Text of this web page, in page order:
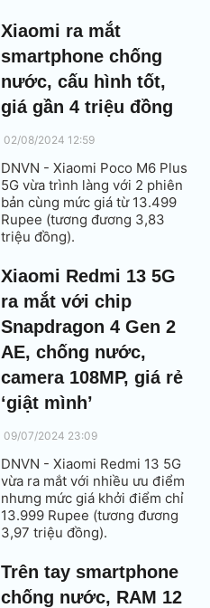
Xiaomi ra mắt
smartphone chống
nước, cấu hình tốt,
giá gần 4 triệu đồng
02/08/2024 12:59
DNVN - Xiaomi Poco M6 Plus
5G vừa trình làng với 2 phiên
bản cùng mức giá từ 13.499
Rupee (tương đương 3,83
triệu đồng).
Xiaomi Redmi 13 5G
ra mắt với chip
Snapdragon 4 Gen 2
AE, chống nước,
camera 108MP, giá rẻ
‘giật mình’
09/07/2024 23:09
DNVN - Xiaomi Redmi 13 5G
vừa ra mắt với nhiều ưu điểm
nhưng mức giá khởi điểm chỉ
13.999 Rupee (tương đương
3,97 triệu đồng).
Trên tay smartphone
chống nước, RAM 12